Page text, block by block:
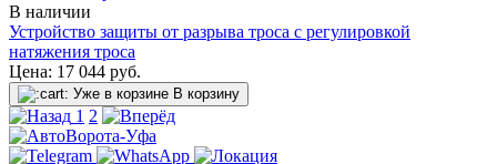
В наличии
Устройство защиты от разрыва троса с регулировкой
натяжения троса
Цена: 17 044 руб.
Уже в корзине В корзину
1 2